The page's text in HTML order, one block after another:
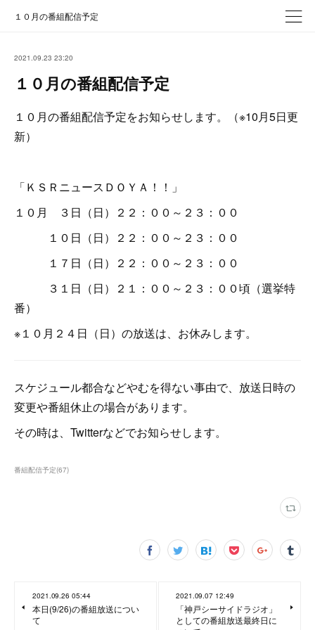
１０月の番組配信予定
2021.09.23 23:20
１０月の番組配信予定
１０月の番組配信予定をお知らせします。（※10月5日更
新）
「ＫＳＲニュースＤＯＹＡ！！」
１０月 ３日（日）２２：００～２３：００
１０日（日）２２：００～２３：００
１７日（日）２２：００～２３：００
３１日（日）２１：００～２３：００頃（選挙特
番）
※１０月２４日（日）の放送は、お休みします。
スケジュール都合などやむを得ない事由で、放送日時の
変更や番組休止の場合があります。
その時は、Twitterなどでお知らせします。
番組配信予定(67)
2021.09.26 05:44
本日(9/26)の番組放送につい
て
2021.09.07 12:49
「神戸シーサイドラジオ」
としての番組放送最終日に